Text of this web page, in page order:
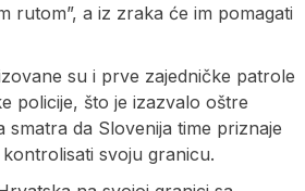
rutom”, a iz zraka će im pomagati
su i prve zajedničke patrole
policije, što je izazvalo oštre
smatra da Slovenija time priznaje
svoju granicu.